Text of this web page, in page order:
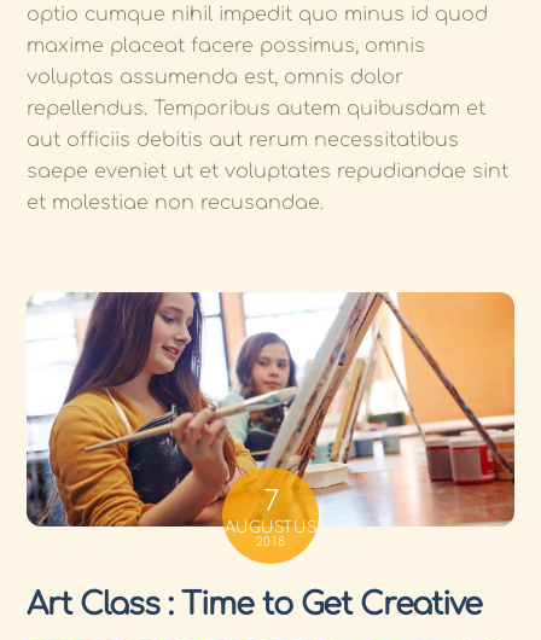
optio cumque nihil impedit quo minus id quod
maxime placeat facere possimus, omnis
voluptas assumenda est, omnis dolor
repellendus. Temporibus autem quibusdam et
aut officiis debitis aut rerum necessitatibus
saepe eveniet ut et voluptates repudiandae sint
et molestiae non recusandae.
7
AUGUSTUS
2018
Art Class : Time to Get Creative